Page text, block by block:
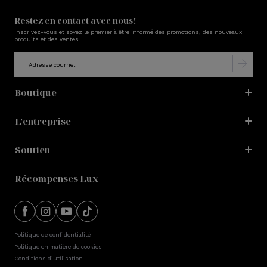
Restez en contact avec nous!
Inscrivez-vous et soyez le premier à être informé des promotions, des nouveaux
produits et des ventes.
Boutique
L'entreprise
Soutien
Récompenses Lux
Politique de confidentialité
Politique en matière de cookies
Conditions d’utilisation